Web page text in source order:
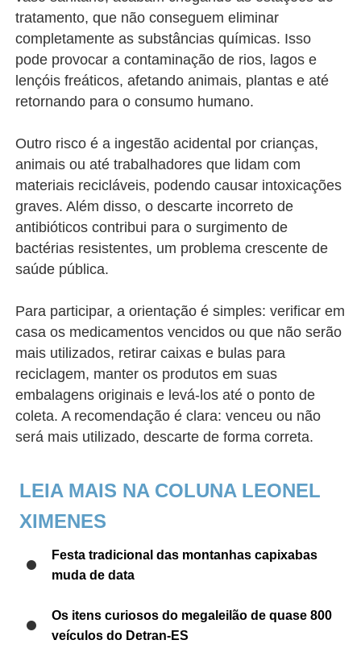
tratamento, que não conseguem eliminar
completamente as substâncias químicas. Isso
pode provocar a contaminação de rios, lagos e
lençóis freáticos, afetando animais, plantas e até
retornando para o consumo humano.
Outro risco é a ingestão acidental por crianças,
animais ou até trabalhadores que lidam com
materiais recicláveis, podendo causar intoxicações
graves. Além disso, o descarte incorreto de
antibióticos contribui para o surgimento de
bactérias resistentes, um problema crescente de
saúde pública.
Para participar, a orientação é simples: verificar em
casa os medicamentos vencidos ou que não serão
mais utilizados, retirar caixas e bulas para
reciclagem, manter os produtos em suas
embalagens originais e levá-los até o ponto de
coleta. A recomendação é clara: venceu ou não
será mais utilizado, descarte de forma correta.
LEIA MAIS NA COLUNA LEONEL
XIMENES
Festa tradicional das montanhas capixabas
muda de data
Os itens curiosos do megaleilão de quase 800
veículos do Detran-ES